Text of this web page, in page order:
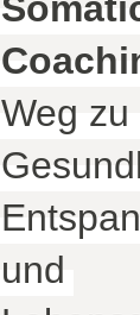
Weg
und